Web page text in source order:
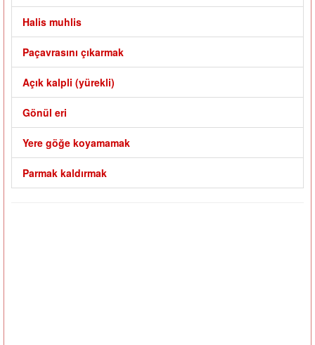
Halis muhlis
Paçavrasını çıkarmak
Açık kalpli (yürekli)
Gönül eri
Yere göğe koyamamak
Parmak kaldırmak